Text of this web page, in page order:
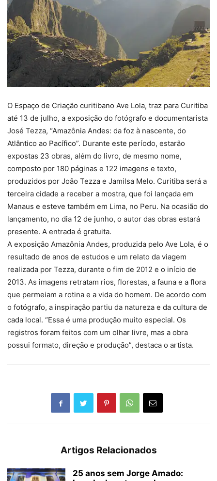
O Espaço de Criação curitibano Ave Lola, traz para Curitiba
até 13 de julho, a exposição do fotógrafo e documentarista
José Tezza, “Amazônia Andes: da foz à nascente, do
Atlântico ao Pacífico”. Durante este período, estarão
expostas 23 obras, além do livro, de mesmo nome,
composto por 180 páginas e 122 imagens e texto,
produzidos por João Tezza e Jamilsa Melo. Curitiba será a
terceira cidade a receber a mostra, que foi lançada em
Manaus e esteve também em Lima, no Peru. Na ocasião do
lançamento, no dia 12 de junho, o autor das obras estará
presente. A entrada é gratuita.
A exposição Amazônia Andes, produzida pelo Ave Lola, é o
resultado de anos de estudos e um relato da viagem
realizada por Tezza, durante o fim de 2012 e o início de
2013. As imagens retratam rios, florestas, a fauna e a flora
que permeiam a rotina e a vida do homem. De acordo com
o fotógrafo, a inspiração partiu da natureza e da cultura de
cada local. “Essa é uma produção muito especial. Os
registros foram feitos com um olhar livre, mas a obra
possui formato, direção e produção”, destaca o artista.
Artigos Relacionados
25 anos sem Jorge Amado: